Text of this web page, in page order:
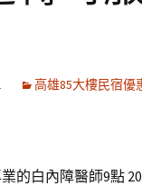
高雄85大樓民宿優
的白內障醫師9點